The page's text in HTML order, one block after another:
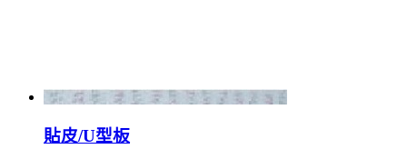
貼皮/U型板